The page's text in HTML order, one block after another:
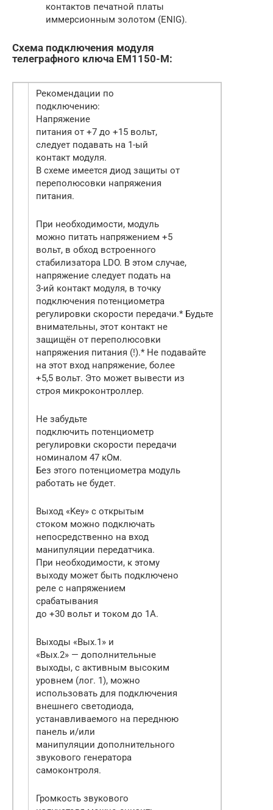
контактов печатной платы
иммерсионным золотом (ENIG).
Схема подключения модуля
телеграфного ключа EM1150-M:
Рекомендации по
подключению:
Напряжение
питания от +7 до +15 вольт,
следует подавать на 1-ый
контакт модуля.
В схеме имеется диод защиты от
переполюсовки напряжения
питания.
При необходимости, модуль
можно питать напряжением +5
вольт, в обход встроенного
стабилизатора LDO. В этом случае,
напряжение следует подать на
3-ий контакт модуля, в точку
подключения потенциометра
регулировки скорости передачи.* Будьте
внимательны, этот контакт не
защищён от переполюсовки
напряжения питания (!).* Не подавайте
на этот вход напряжение, более
+5,5 вольт. Это может вывести из
строя микроконтроллер.
Не забудьте
подключить потенциометр
регулировки скорости передачи
номиналом 47 кОм.
Без этого потенциометра модуль
работать не будет.
Выход «Key» с открытым
стоком можно подключать
непосредственно на вход
манипуляции передатчика.
При необходимости, к этому
выходу может быть подключено
реле с напряжением
срабатывания
до +30 вольт и током до 1А.
Выходы «Вых.1» и
«Вых.2» — дополнительные
выходы, с активным высоким
уровнем (лог. 1), можно
использовать для подключения
внешнего светодиода,
устанавливаемого на переднюю
панель и/или
манипуляции дополнительного
звукового генератора
самоконтроля.
Громкость звукового